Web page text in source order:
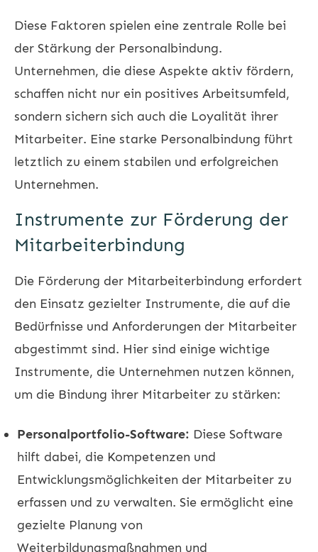
Diese Faktoren spielen eine zentrale Rolle bei
der Stärkung der Personalbindung.
Unternehmen, die diese Aspekte aktiv fördern,
schaffen nicht nur ein positives Arbeitsumfeld,
sondern sichern sich auch die Loyalität ihrer
Mitarbeiter. Eine starke Personalbindung führt
letztlich zu einem stabilen und erfolgreichen
Unternehmen.
Instrumente zur Förderung der
Mitarbeiterbindung
Die Förderung der Mitarbeiterbindung erfordert
den Einsatz gezielter Instrumente, die auf die
Bedürfnisse und Anforderungen der Mitarbeiter
abgestimmt sind. Hier sind einige wichtige
Instrumente, die Unternehmen nutzen können,
um die Bindung ihrer Mitarbeiter zu stärken:
Personalportfolio-Software: Diese Software
hilft dabei, die Kompetenzen und
Entwicklungsmöglichkeiten der Mitarbeiter zu
erfassen und zu verwalten. Sie ermöglicht eine
gezielte Planung von
Weiterbildungsmaßnahmen und